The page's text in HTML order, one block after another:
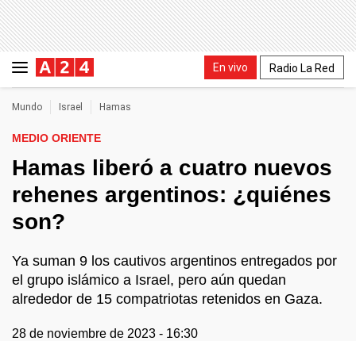
En vivo Radio La Red
Mundo Israel Hamas
MEDIO ORIENTE
Hamas liberó a cuatro nuevos
rehenes argentinos: ¿quiénes
son?
Ya suman 9 los cautivos argentinos entregados por
el grupo islámico a Israel, pero aún quedan
alrededor de 15 compatriotas retenidos en Gaza.
28 de noviembre de 2023 - 16:30